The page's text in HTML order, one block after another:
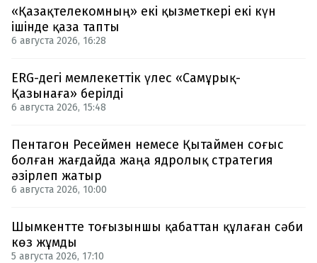
«Қазақтелекомның» екі қызметкері екі күн
ішінде қаза тапты
6 августа 2026, 16:28
ERG-дегі мемлекеттік үлес «Самұрық-
Қазынаға» берілді
6 августа 2026, 15:48
Пентагон Ресеймен немесе Қытаймен соғыс
болған жағдайда жаңа ядролық стратегия
әзірлеп жатыр
6 августа 2026, 10:00
Шымкентте тоғызыншы қабаттан құлаған сәби
көз жұмды
5 августа 2026, 17:10